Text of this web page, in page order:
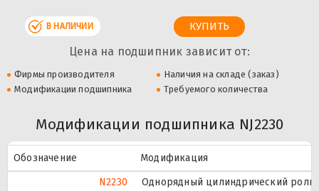
В НАЛИЧИИ
Цена на подшипник зависит от:
Фирмы производителя
Наличия на складе (заказ)
Модификации подшипника
Требуемого количества
Модификации подшипника NJ2230
Обозначение
Модификация
N2230
Однорядный цилиндрический